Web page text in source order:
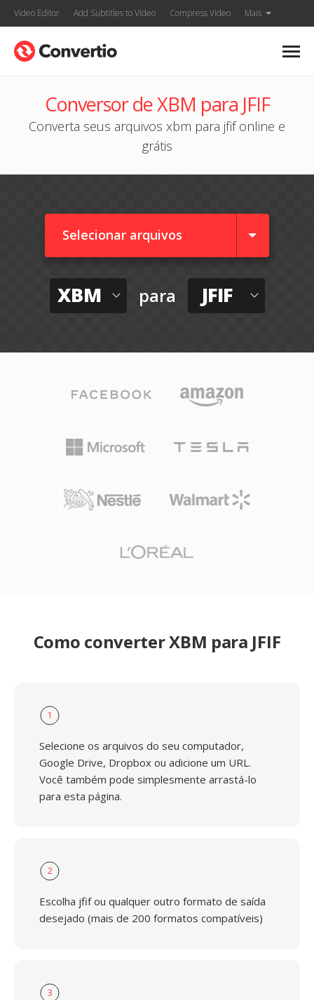
Video Editor Add Subtitles to Video Compress Video Mais
Conversor de XBM para JFIF
Converta seus arquivos xbm para jfif online e
grátis
Selecionar arquivos
XBM para JFIF
Como converter XBM para JFIF
1
Selecione os arquivos do seu computador,
Google Drive, Dropbox ou adicione um URL.
Você também pode simplesmente arrastá-lo
para esta página.
2
Escolha jfif ou qualquer outro formato de saída
desejado (mais de 200 formatos compatíveis)
3